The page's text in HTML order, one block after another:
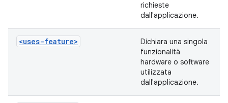
richieste
dall'applicazione.
<uses-feature>
Dichiara una singola
funzionalità
hardware o software
utilizzata
dall'applicazione.